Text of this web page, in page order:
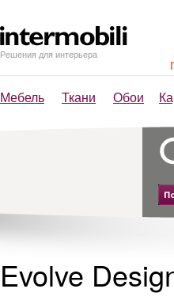
Решения для интерьера
Мебель Ткани Обои
Evolve